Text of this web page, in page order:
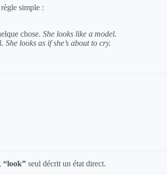
simple :
chose. She looks like a model.
She looks as if she’s about to cry.
“look” seul décrit un état direct.